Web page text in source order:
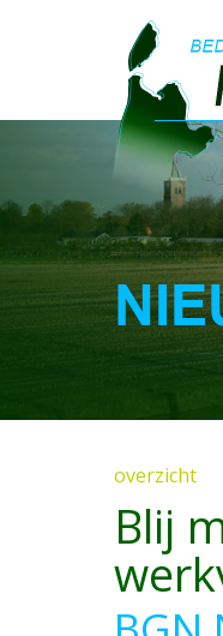
overzicht
Blij